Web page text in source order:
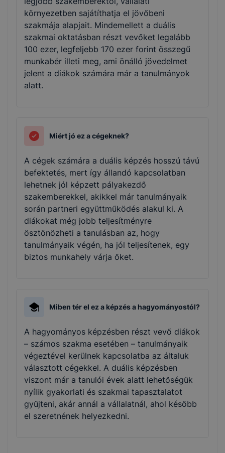
környezetben sajátíthatja el jövőbeni
szakmája alapjait. Mindemellett a duális
szakmai oktatásban részt vevőket legalább
100 ezer, legfeljebb 170 ezer forint összegű
munkabér illeti meg, ami önálló jövedelmet
jelent a diákok számára már a tanulmányok
alatt.
Miért jó ez a cégeknek?
A cégek számára a duális képzés hosszú távú
befektetés, mert így állandó kapcsolatban
lehetnek jól képzett pályakezdő
szakemberekkel, akikkel már tanulmányaik
során partneri együttműködés alakul ki. A
diákokat még jobb teljesítményre
ösztönözheti a tanulásban az, hogy
tanulmányaik végén, ha jól teljesítenek, egy
biztos munkahely várja őket.
Miben tér el ez a képzés a hagyományostól?
A hagyományos képzésben részt vevő diákok
– számos szakma esetében – tanulmányaik
végeztével kerülnek kapcsolatba az általuk
választott cégekkel. A duális képzésben
viszont már a tanulói évek alatt lehetőségük
nyílik gyakorlati és szakmai tapasztalatot
gyűjteni, akár annál a vállalatnál, ahol később
el szeretnének helyezkedni.